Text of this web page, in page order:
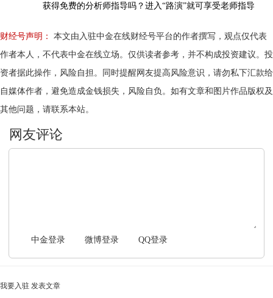
获得免费的分析师指导吗？进入“路演”就可享受老师指导
财经号声明：
本文由入驻中金在线财经号平台的作者撰写，观点仅代表
作者本人，不代表中金在线立场。仅供读者参考，并不构成投资建议。投
资者据此操作，风险自担。同时提醒网友提高风险意识，请勿私下汇款给
自媒体作者，避免造成金钱损失，风险自负。如有文章和图片作品版权及
其他问题，请联系本站。
中金登录 微博登录 QQ登录
我要入驻 发表文章